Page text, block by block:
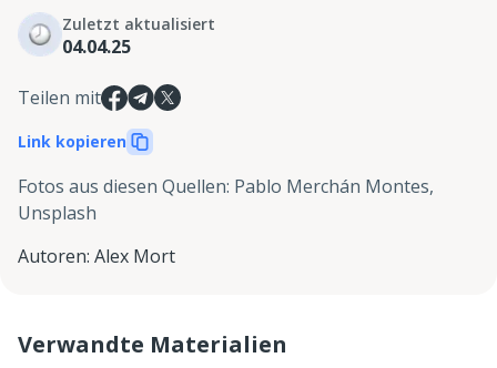
Zuletzt aktualisiert
04.04.25
Teilen mit
Link kopieren
Fotos aus diesen Quellen: Pablo Merchán Montes,
Unsplash
Autoren: Alex Mort
Verwandte Materialien